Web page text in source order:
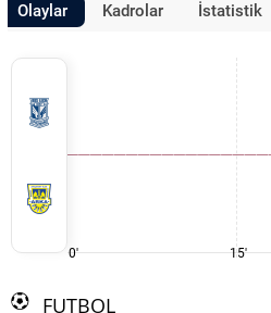
Olaylar Kadrolar İstatistik
0' 15'
FUTBOL